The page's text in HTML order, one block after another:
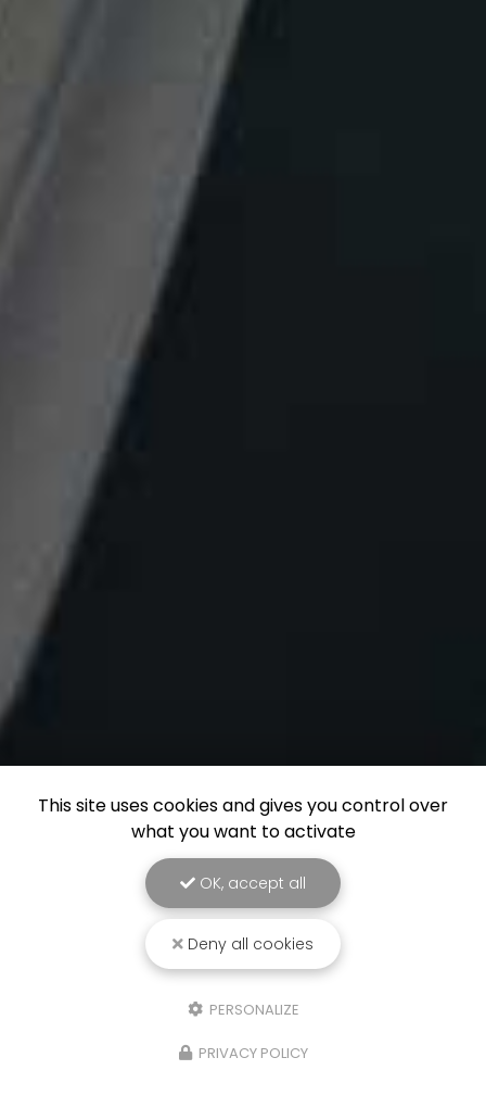
This site uses cookies and gives you control over
what you want to activate
OK, accept all
Deny all cookies
PERSONALIZE
PRIVACY POLICY